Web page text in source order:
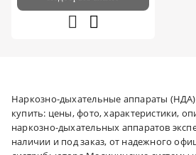
Наркозно-дыхательные аппараты (НДА)
купить: цены, фото, характеристики,
наркозно-дыхательных аппаратов
наличии и под заказ, от надежного